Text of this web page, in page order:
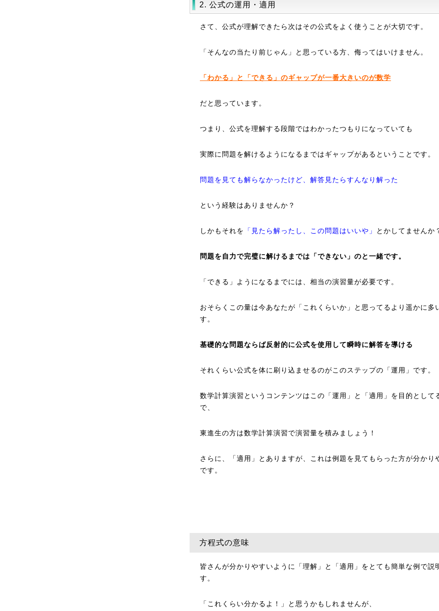
2. 公式の運用・適用
さて、公式が理解できたら次はその公式をよく使うことが大切です。
「そんなの当たり前じゃん」と思っている方、侮ってはいけません。
「わかる」と「できる」のギャップが一番大きいのが数学
だと思っています。
つまり、公式を理解する段階ではわかったつもりになっていても
実際に問題を解けるようになるまではギャップがあるということです。
問題を見ても解らなかったけど、解答見たらすんなり解った
という経験はありませんか？
しかもそれを 「見たら解ったし、この問題はいいや」 とかしてませんか
問題を自力で完璧に解けるまでは「できない」のと一緒です。
「できる」ようになるまでには、相当の演習量が必要です。
おそらくこの量は今あなたが「これくらいか」と思ってるより遥かに多
す。
基礎的な問題ならば反射的に公式を使用して瞬時に解答を導ける
それくらい公式を体に刷り込ませるのがこのステップの「運用」です。
数学計算演習というコンテンツはこの「運用」と「適用」を目的として
で、
東進生の方は数学計算演習で演習量を積みましょう！
さらに、「適用」とありますが、これは例題を見てもらった方が分かり
です。
方程式の意味
皆さんが分かりやすいように「理解」と「適用」をとても簡単な例で説
す。
「これくらい分かるよ！」と思うかもしれませんが、